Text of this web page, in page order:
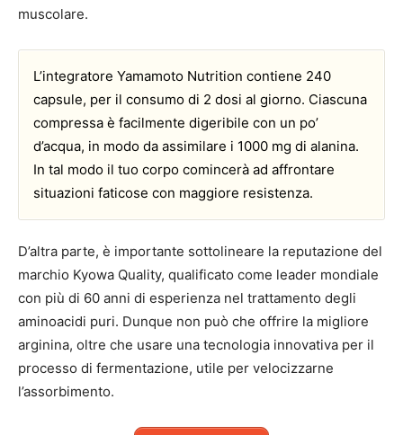
muscolare.
L’integratore Yamamoto Nutrition contiene 240
capsule, per il consumo di 2 dosi al giorno. Ciascuna
compressa è facilmente digeribile con un po’
d’acqua, in modo da assimilare i 1000 mg di alanina.
In tal modo il tuo corpo comincerà ad affrontare
situazioni faticose con maggiore resistenza.
D’altra parte, è importante sottolineare la reputazione del
marchio Kyowa Quality, qualificato come leader mondiale
con più di 60 anni di esperienza nel trattamento degli
aminoacidi puri. Dunque non può che offrire la migliore
arginina, oltre che usare una tecnologia innovativa per il
processo di fermentazione, utile per velocizzarne
l’assorbimento.